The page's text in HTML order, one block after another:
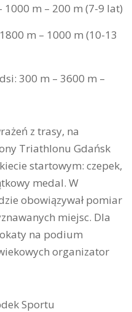
1000 m – 200 m (7-9 lat)
m – 1000 m (10-13
300 m – 3600 m –
z trasy, na
Triathlonu Gdańsk
startowym: czepek,
medal. W
obowiązywał pomiar
miejsc. Dla
na podium
organizator
Sportu